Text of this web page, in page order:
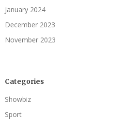
January 2024
December 2023
November 2023
Categories
Showbiz
Sport